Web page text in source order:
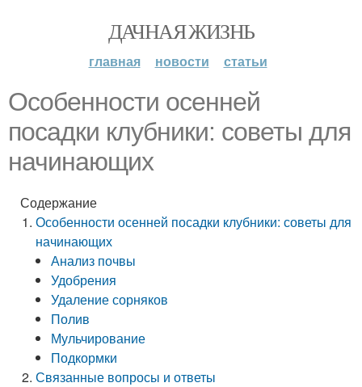
ДАЧНАЯ ЖИЗНЬ
главная новости статьи
Особенности осенней
посадки клубники: советы для
начинающих
Содержание
Особенности осенней посадки клубники: советы для
начинающих
Анализ почвы
Удобрения
Удаление сорняков
Полив
Мульчирование
Подкормки
Связанные вопросы и ответы